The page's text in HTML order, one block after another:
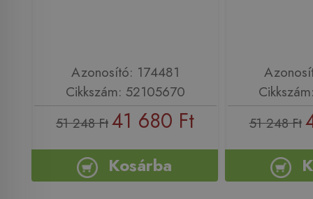
Azonosító: 174481
Cikkszám: 52105670
51 248 Ft41 680 Ft
Kosárba
51 248 Ft